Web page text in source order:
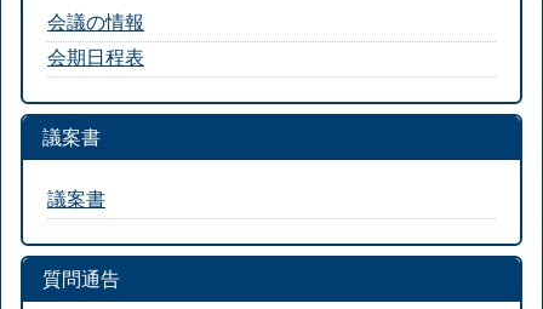
会議の情報
会期日程表
議案書
議案書
質問通告